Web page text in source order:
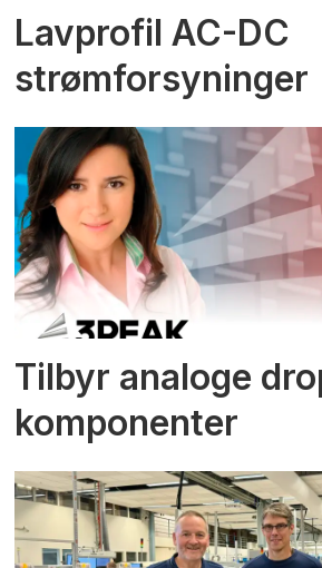
Lavprofil AC-DC
strømforsyninger
Tilbyr analoge
komponenter